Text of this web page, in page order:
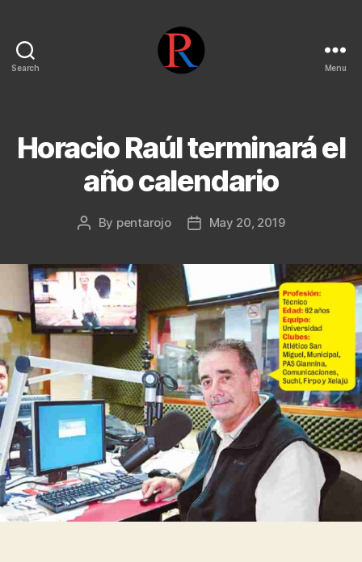
Search Menu
Horacio Raúl terminará el
año calendario
Post
By pentarojo
PostMay 20, 2019